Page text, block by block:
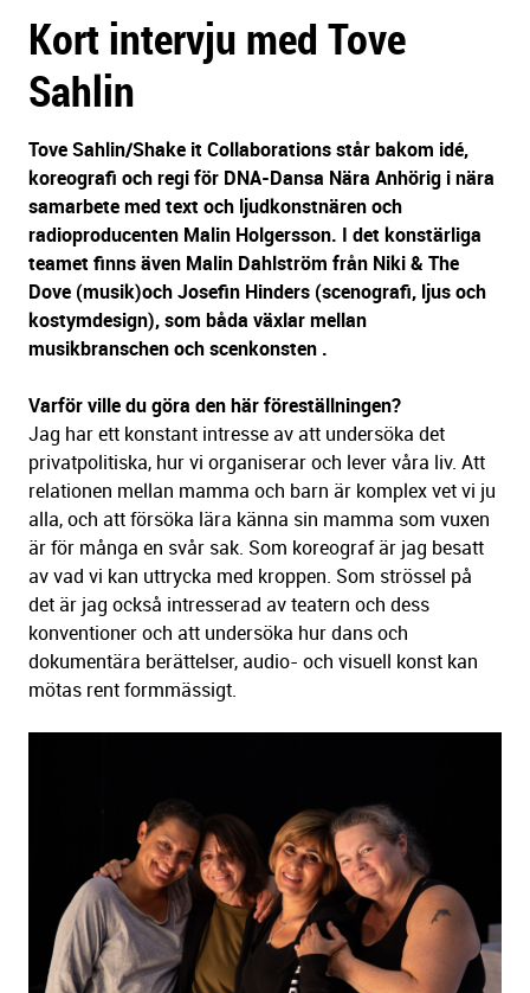
Kort intervju med Tove
Sahlin
Tove Sahlin/Shake it Collaborations står bakom idé,
koreografi och regi för DNA-Dansa Nära Anhörig i nära
samarbete med text och ljudkonstnären och
radioproducenten Malin Holgersson. I det konstärliga
teamet finns även Malin Dahlström från Niki & The
Dove (musik)och Josefin Hinders (scenografi, ljus och
kostymdesign), som båda växlar mellan
musikbranschen och scenkonsten .
Varför ville du göra den här föreställningen?
Jag har ett konstant intresse av att undersöka det
privatpolitiska, hur vi organiserar och lever våra liv. Att
relationen mellan mamma och barn är komplex vet vi ju
alla, och att försöka lära känna sin mamma som vuxen
är för många en svår sak. Som koreograf är jag besatt
av vad vi kan uttrycka med kroppen. Som strössel på
det är jag också intresserad av teatern och dess
konventioner och att undersöka hur dans och
dokumentära berättelser, audio- och visuell konst kan
mötas rent formmässigt.